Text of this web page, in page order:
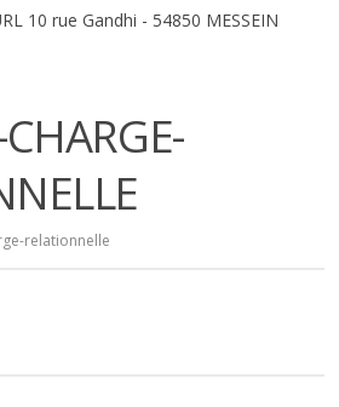
10 rue Gandhi - 54850 MESSEIN
relationnelle